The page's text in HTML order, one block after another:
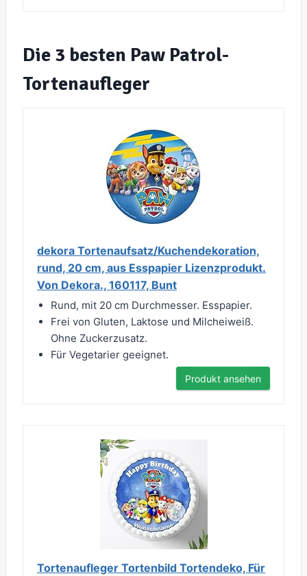
Die 3 besten Paw Patrol-
Tortenaufleger
dekora Tortenaufsatz/Kuchendekoration,
rund, 20 cm, aus Esspapier Lizenzprodukt.
Von Dekora., 160117, Bunt
Rund, mit 20 cm Durchmesser. Esspapier.
Frei von Gluten, Laktose und Milcheiweiß.
Ohne Zuckerzusatz.
Für Vegetarier geeignet.
Produkt ansehen
Tortenaufleger Tortenbild Tortendeko, Für